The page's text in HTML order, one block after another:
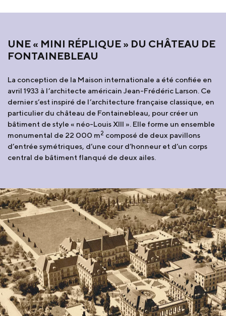
UNE « MINI RÉPLIQUE » DU CHÂTEAU DE
FONTAINEBLEAU
La conception de la Maison internationale a été confiée en
avril 1933 à l’architecte américain Jean-Frédéric Larson. Ce
dernier s’est inspiré de l’architecture française classique, en
particulier du château de Fontainebleau, pour créer un
bâtiment de style « néo-Louis XIII ». Elle forme un ensemble
monumental de 22 000 m2 composé de deux pavillons
d’entrée symétriques, d’une cour d’honneur et d’un corps
central de bâtiment flanqué de deux ailes.